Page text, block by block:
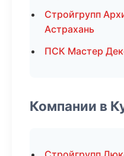
Стройгрупп
Астрахань
ПСК Мастер
Компании в